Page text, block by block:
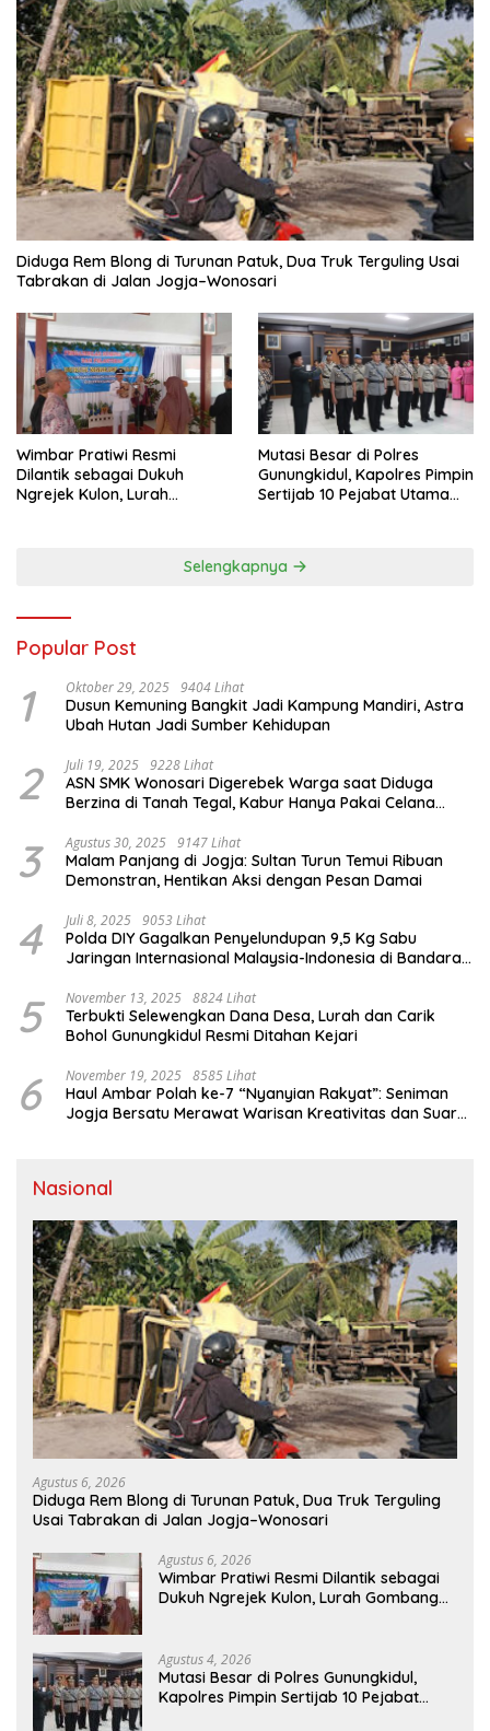
Diduga Rem Blong di Turunan Patuk, Dua Truk Terguling Usai
Tabrakan di Jalan Jogja–Wonosari
Wimbar Pratiwi Resmi
Dilantik sebagai Dukuh
Ngrejek Kulon, Lurah
Mutasi Besar di Polres
Gunungkidul, Kapolres Pimpin
Sertijab 10 Pejabat Utama
Selengkapnya
Popular Post
1 Oktober 29, 2025 9404 Lihat
Dusun Kemuning Bangkit Jadi Kampung Mandiri, Astra
Ubah Hutan Jadi Sumber Kehidupan
2 Juli 19, 2025 9228 Lihat
ASN SMK Wonosari Digerebek Warga saat Diduga
Berzina di Tanah Tegal, Kabur Hanya Pakai Celana
3 Agustus 30, 2025 9147 Lihat
Malam Panjang di Jogja: Sultan Turun Temui Ribuan
Demonstran, Hentikan Aksi dengan Pesan Damai
4 Juli 8, 2025 9053 Lihat
Polda DIY Gagalkan Penyelundupan 9,5 Kg Sabu
Jaringan Internasional Malaysia-Indonesia di Bandara
5 November 13, 2025 8824 Lihat
Terbukti Selewengkan Dana Desa, Lurah dan Carik
Bohol Gunungkidul Resmi Ditahan Kejari
6 November 19, 2025 8585 Lihat
Haul Ambar Polah ke-7 “Nyanyian Rakyat”: Seniman
Jogja Bersatu Merawat Warisan Kreativitas dan Suara
Nasional
Agustus 6, 2026
Diduga Rem Blong di Turunan Patuk, Dua Truk Terguling
Usai Tabrakan di Jalan Jogja–Wonosari
Agustus 6, 2026
Wimbar Pratiwi Resmi Dilantik sebagai
Dukuh Ngrejek Kulon, Lurah Gombang
Agustus 4, 2026
Mutasi Besar di Polres Gunungkidul,
Kapolres Pimpin Sertijab 10 Pejabat